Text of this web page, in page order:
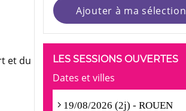
Ajouter à ma sélection
LES SESSIONS OUVERTES
Dates et villes
19/08/2026 (2j) - ROUEN
et du